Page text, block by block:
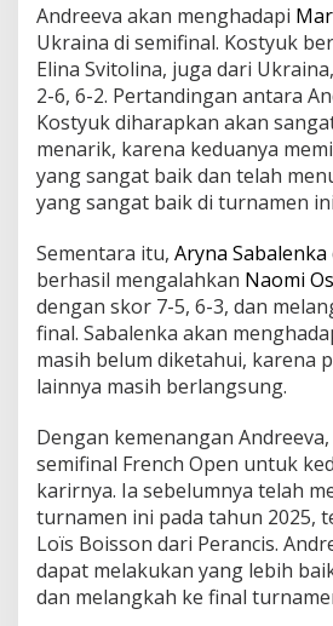
Andreeva akan menghadapi
Ukraina di semifinal. Kostyuk
Elina Svitolina, juga dari
2-6, 6-2. Pertandingan antara
Kostyuk diharapkan akan
menarik, karena keduanya
yang sangat baik dan telah
yang sangat baik di turnamen
Sementara itu, Aryna Sabalenka
berhasil mengalahkan Naomi
dengan skor 7-5, 6-3, dan
final. Sabalenka akan
masih belum diketahui, karena
lainnya masih berlangsung.
Dengan kemenangan
semifinal French Open untuk
karirnya. Ia sebelumnya telah
turnamen ini pada tahun 2025,
Loïs Boisson dari Perancis.
dapat melakukan yang lebih
dan melangkah ke final